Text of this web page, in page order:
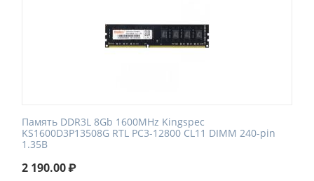
Память DDR3L 8Gb 1600MHz Kingspec
KS1600D3P13508G RTL PC3-12800 CL11 DIMM 240-pin
1.35В
2 190.00₽